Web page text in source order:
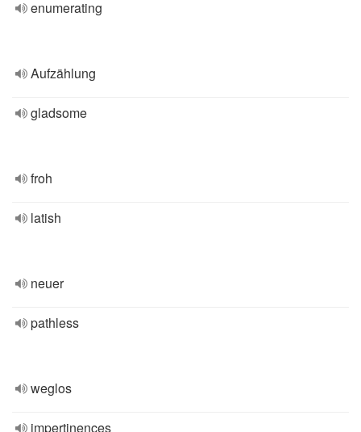
enumerating
Aufzählung
gladsome
froh
latish
neuer
pathless
weglos
impertinences